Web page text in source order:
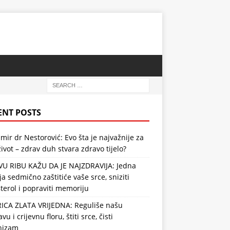
POSTS
dr Nestorović: Evo šta je najvažnije za
– zdrav duh stvara zdravo tijelo?
RIBU KAŽU DA JE NAJZDRAVIJA: Jedna
sedmično zaštitiće vaše srce, sniziti
i popraviti memoriju
ZLATA VRIJEDNA: Reguliše našu
i crijevnu floru, štiti srce, čisti